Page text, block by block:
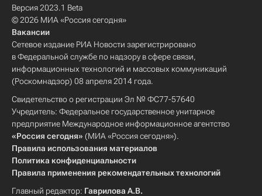
Версия 2023.1 Beta
© 2026 МИА «Россия сегодня»
Вакансии
Сетевое издание РИА Новости зарегистрировано
в Федеральной службе по надзору в сфере связи,
информационных технологий и массовых коммуникаций
(Роскомнадзор) 08 апреля 2014 года.
Свидетельство о регистрации Эл № ФС77-57640
Учредитель: Федеральное государственное унитарное
предприятие Международное информационное агентство
«Россия сегодня» (МИА «Россия сегодня»).
Правила использования материалов
Политика конфиденциальности
Правила применения рекомендательных технологий
Главный редактор: Гаврилова А.В.